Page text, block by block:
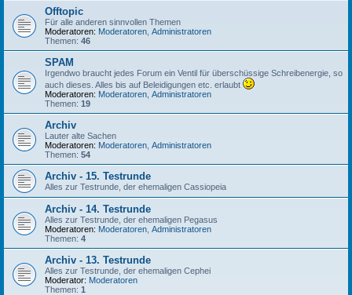
Offtopic
Für alle anderen sinnvollen Themen
Moderatoren: Moderatoren Administratoren
Themen: 46
SPAM
Irgendwo braucht jedes Forum ein Ventil für überschüssige Schreibenergie, so
auch dieses. Alles bis auf Beleidigungen etc. erlaubt
Moderatoren: Moderatoren Administratoren
Themen: 19
Archiv
Lauter alte Sachen
Moderatoren: Moderatoren Administratoren
Themen: 54
Archiv - 15. Testrunde
Alles zur Testrunde, der ehemaligen Cassiopeia
Archiv - 14. Testrunde
Alles zur Testrunde, der ehemaligen Pegasus
Moderatoren: Moderatoren Administratoren
Themen: 4
Archiv - 13. Testrunde
Alles zur Testrunde, der ehemaligen Cephei
Moderator: Moderatoren
Themen: 1